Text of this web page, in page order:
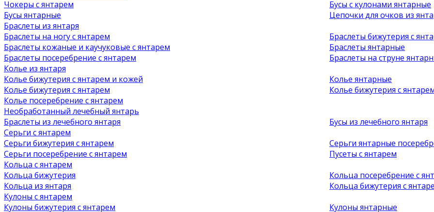
Чокеры с янтарем
Бусы янтарные
Бусы с кулонами янтарные
Цепочки для очков из
Браслеты из янтаря
Браслеты на ногу с янтарем
Браслеты кожаные и каучуковые с янтарем
Браслеты посеребрение с янтарем
Браслеты бижутерия с
Браслеты янтарные
Браслеты на струне
Колье из янтаря
Колье бижутерия с янтарем и кожей
Колье бижутерия с янтарем
Колье посеребрение с янтарем
Колье янтарные
Колье бижутерия с
Необработанный лечебный янтарь
Браслеты из лечебного янтаря
Бусы из лечебного янтаря
Серьги с янтарем
Серьги бижутерия с янтарем
Серьги посеребрение с янтарем
Серьги янтарные
Пусеты с янтарем
Кольца с янтарем
Кольца бижутерия
Кольца из янтаря
Кольца посеребрение с
Кольца бижутерия с
Кулоны с янтарем
Кулоны бижутерия с янтарем
Кулоны янтарные